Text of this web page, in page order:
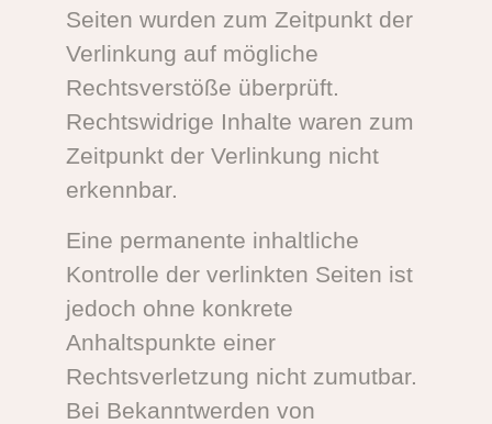
Seiten wurden zum Zeitpunkt der
Verlinkung auf mögliche
Rechtsverstöße überprüft.
Rechtswidrige Inhalte waren zum
Zeitpunkt der Verlinkung nicht
erkennbar.
Eine permanente inhaltliche
Kontrolle der verlinkten Seiten ist
jedoch ohne konkrete
Anhaltspunkte einer
Rechtsverletzung nicht zumutbar.
Bei Bekanntwerden von